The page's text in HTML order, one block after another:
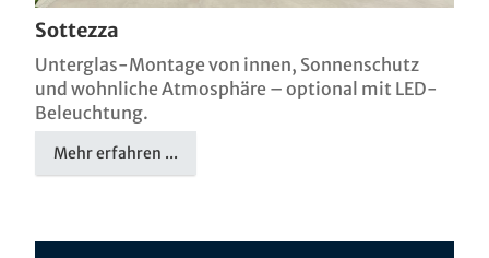
Sottezza
Unterglas-Montage von innen, Sonnenschutz
und wohnliche Atmosphäre – optional mit LED-
Beleuchtung.
Mehr erfahren ...